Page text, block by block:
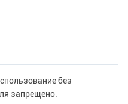
без
запрещено.